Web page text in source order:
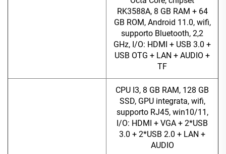
RK3588A, 8 GB RAM + 64
GB ROM, Android 11.0, wifi,
supporto Bluetooth, 2,2
GHz, I/O: HDMI + USB 3.0 +
USB OTG + LAN + AUDIO +
TF
CPU I3, 8 GB RAM, 128 GB
SSD, GPU integrata, wifi,
supporto RJ45, win10/11,
I/O: HDMI + VGA + 2*USB
3.0 + 2*USB 2.0 + LAN +
AUDIO